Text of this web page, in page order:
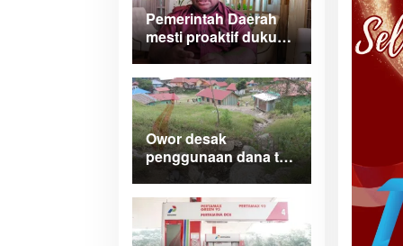
Pemerintah Daerah
mesti proaktif dukung
legalitas
pertambangan rakyat
di Papua Barat
Owor desak
penggunaan dana tak
terduga tangani
bencana di Kampung
Coisi